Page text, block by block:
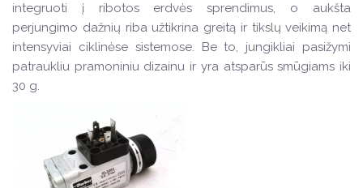
integruoti į ribotos erdvės sprendimus, o aukšta
perjungimo dažnių riba užtikrina greitą ir tikslų veikimą net
intensyviai ciklinėse sistemose. Be to, jungikliai pasižymi
patraukliu pramoniniu dizainu ir yra atsparūs smūgiams iki
30 g.